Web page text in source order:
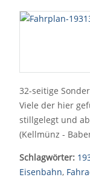
32-seitige
Viele der hier
stillgelegt und
(Kellmünz -
Schlagwörter:
Eisenbahn,